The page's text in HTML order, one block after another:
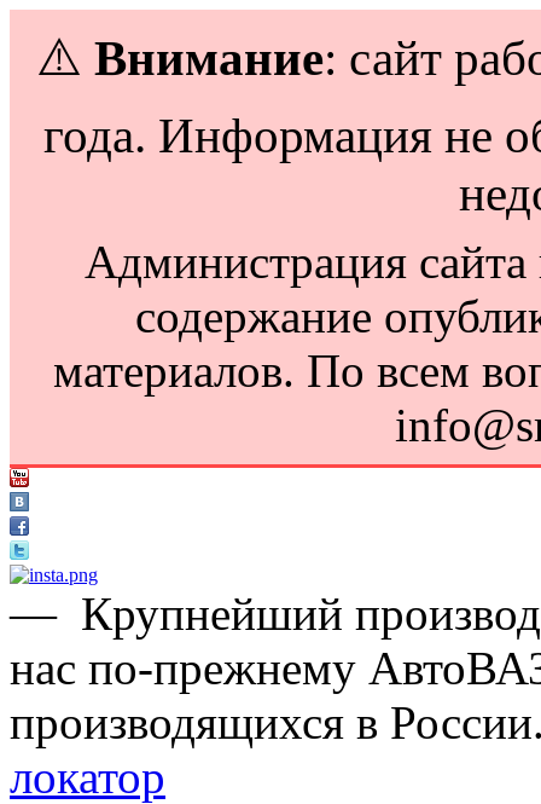
⚠️ Внимание: сайт
года. Информация не
Администрация сайта
содержание
материалов. По всем
— Крупнейший
нас по-прежнему
производящихся в
локатор